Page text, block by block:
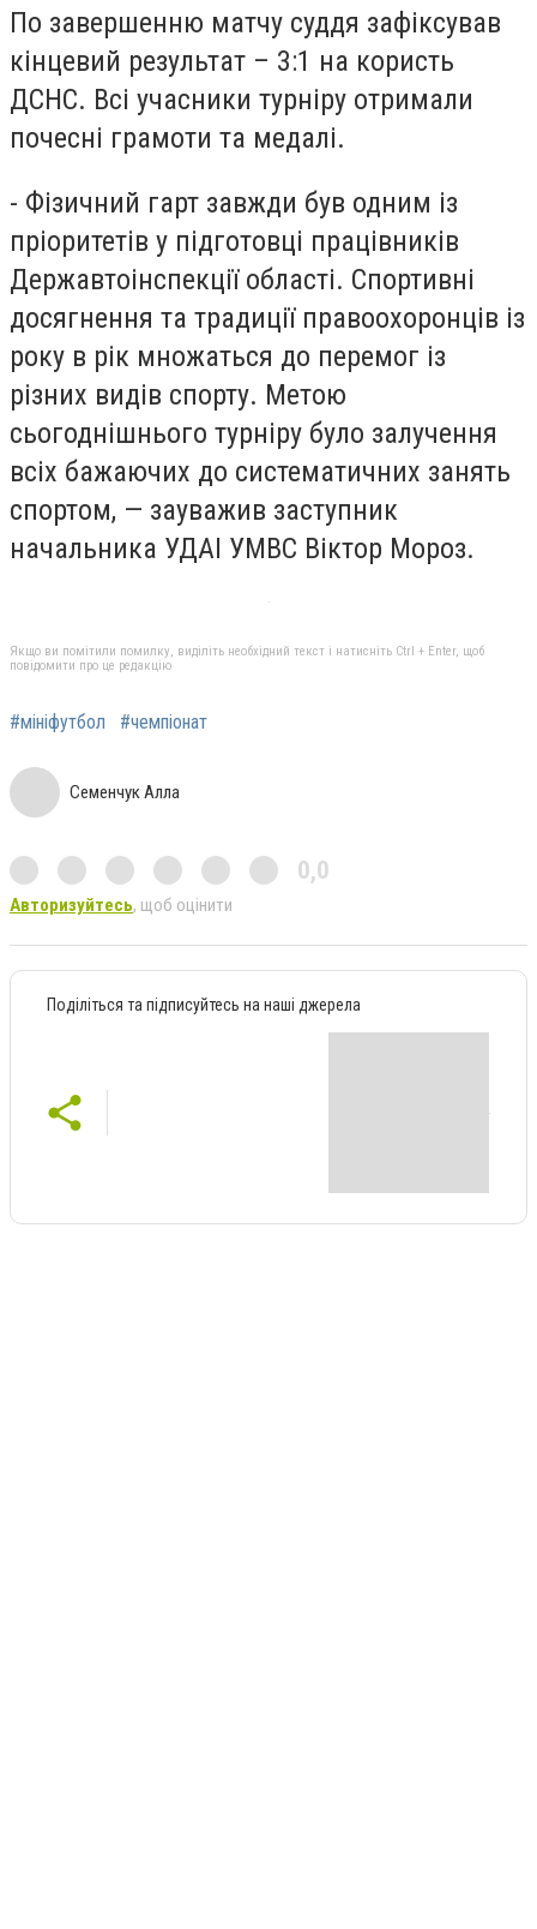
По завершенню матчу суддя зафіксував
кінцевий результат – 3:1 на користь
ДСНС. Всі учасники турніру отримали
почесні грамоти та медалі.
- Фізичний гарт завжди був одним із
пріоритетів у підготовці працівників
Державтоінспекції області. Спортивні
досягнення та традиції правоохоронців із
року в рік множаться до перемог із
різних видів спорту. Метою
сьогоднішнього турніру було залучення
всіх бажаючих до систематичних занять
спортом, — зауважив заступник
начальника УДАІ УМВС Віктор Мороз.
Якщо ви помітили помилку, виділіть необхідний текст і натисніть Ctrl + Enter, щоб
повідомити про це редакцію
#мініфутбол #чемпіонат
Семенчук Алла
0,0
Авторизуйтесь, щоб оцінити
Поділіться та підписуйтесь на наші джерела